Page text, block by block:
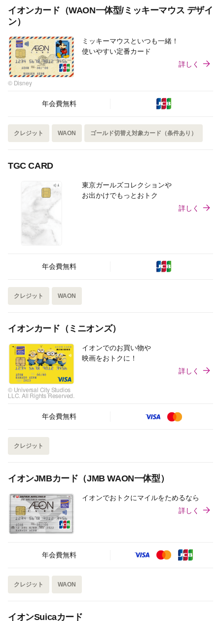
イオンカード（WAON一体型/ミッキーマウス デザイ
ン）
© Disney
ミッキーマウスといつも一緒！
使いやすい定番カード
詳しく
年会費無料
クレジット WAON ゴールド切替え対象カード（条件あり）
TGC CARD
東京ガールズコレクションや
お出かけでもっとおトク
詳しく
年会費無料
クレジット WAON
イオンカード（ミニオンズ）
© Universal City Studios
LLC. All Rights Reserved.
イオンでのお買い物や
映画をおトクに！
詳しく
年会費無料
クレジット
イオンJMBカード（JMB WAON一体型）
イオンでおトクにマイルをためるなら
詳しく
年会費無料
クレジット WAON
イオンSuicaカード